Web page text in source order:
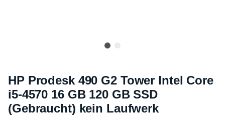
HP Prodesk 490 G2 Tower Intel Core
i5-4570 16 GB 120 GB SSD
(Gebraucht) kein Laufwerk